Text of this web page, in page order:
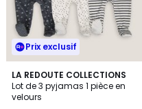
Prix exclusif
LA REDOUTE COLLECTIONS
Lot de 3 pyjamas 1 pièce en
velours
4,6
/ 5